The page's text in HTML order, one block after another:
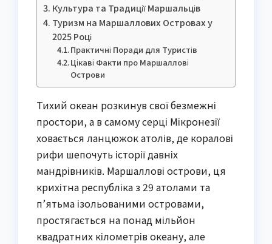
Культура та Традиції Маршальців
Туризм на Маршаллових Островах у
2025 Році
Практичні Поради для Туристів
Цікаві Факти про Маршаллові
Острови
Тихий океан розкинув свої безмежні
простори, а в самому серці Мікронезії
ховається ланцюжок атолів, де коралові
рифи шепочуть історії давніх
мандрівників. Маршаллові острови, ця
крихітна республіка з 29 атолами та
п’ятьма ізольованими островами,
простягається на понад мільйон
квадратних кілометрів океану, але